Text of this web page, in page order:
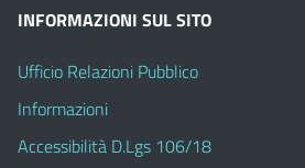
INFORMAZIONI SUL SITO
Ufficio Relazioni Pubblico
Informazioni
Accessibilità D.Lgs 106/18